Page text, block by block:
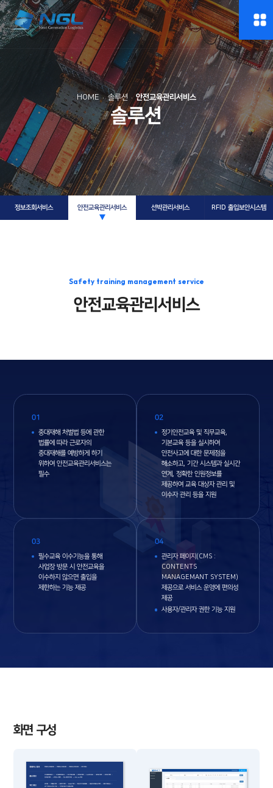
HOME 솔루션 안전교육관리서비스
솔루션
정보조회서비스 안전교육관리서비스 선박관리서비스 RFID 출입보안시스템
Safety training management service
안전교육관리서비스
01
중대재해 처벌법 등에 관한
법률에 따라 근로자의
중대재해를 예방하게 하기
위하여 안전교육관리서비스는
필수
02
정기안전교육 및 직무교육,
기본교육 등을 실시하여
안전사고에 대한 문제점을
해소하고, 기간 시스템과 실시간
연계, 정확한 인원정보를
제공하여 교육 대상자 관리 및
이수자 관리 등을 지원
03
필수교육 이수기능을 통해
사업장 방문 시 안전교육을
이수하지 않으면 출입을
제한하는 기능 제공
04
관리자 페이지(CMS :
CONTENTS
MANAGEMANT SYSTEM)
제공으로 서비스 운영에 편의성
제공
사용자/관리자 권한 기능 지원
화면 구성